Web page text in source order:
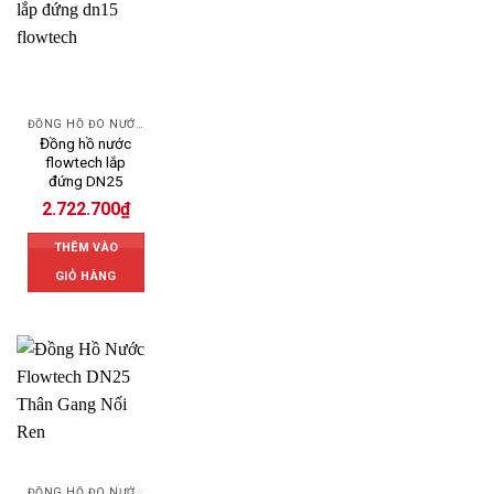
ĐỒNG HỒ ĐO NƯỚC FLOWTECH
Đồng hồ nước
flowtech lắp
đứng DN25
2.722.700₫
THÊM VÀO
GIỎ HÀNG